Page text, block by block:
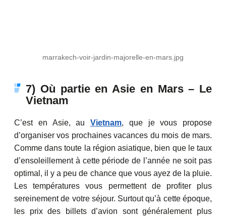
marrakech-voir-jardin-majorelle-en-mars.jpg
7) Où partie en Asie en Mars – Le
Vietnam
C’est en Asie, au Vietnam, que je vous propose
d’organiser vos prochaines vacances du mois de mars.
Comme dans toute la région asiatique, bien que le taux
d’ensoleillement à cette période de l’année ne soit pas
optimal, il y a peu de chance que vous ayez de la pluie.
Les températures vous permettent de profiter plus
sereinement de votre séjour. Surtout qu’à cette époque,
les prix des billets d’avion sont généralement plus